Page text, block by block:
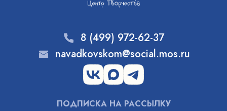
8 (499) 972-62-37
navadkovskom@social.mos.ru
ПОДПИСКА НА РАССЫЛКУ